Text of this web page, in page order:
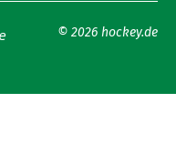
© 2026 hockey.de